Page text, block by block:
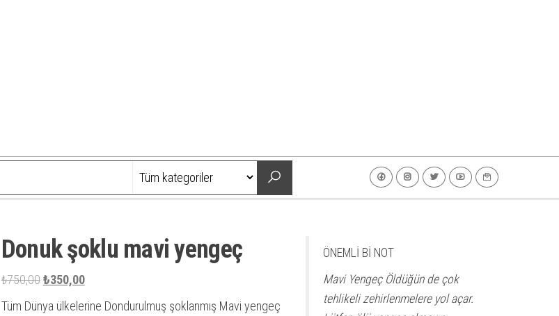
Donuk şoklu mavi yengeç
₺750,00 Orijinal
fiyat:
₺350,00Şu
andaki
Tüm Dünya ülkelerine Dondurulmuş şoklanmış Mavi yengeç
ÖNEMLİ Bİ NOT
Mavi Yengeç Öldüğün de çok
tehlikeli zehirlenmelere yol açar.